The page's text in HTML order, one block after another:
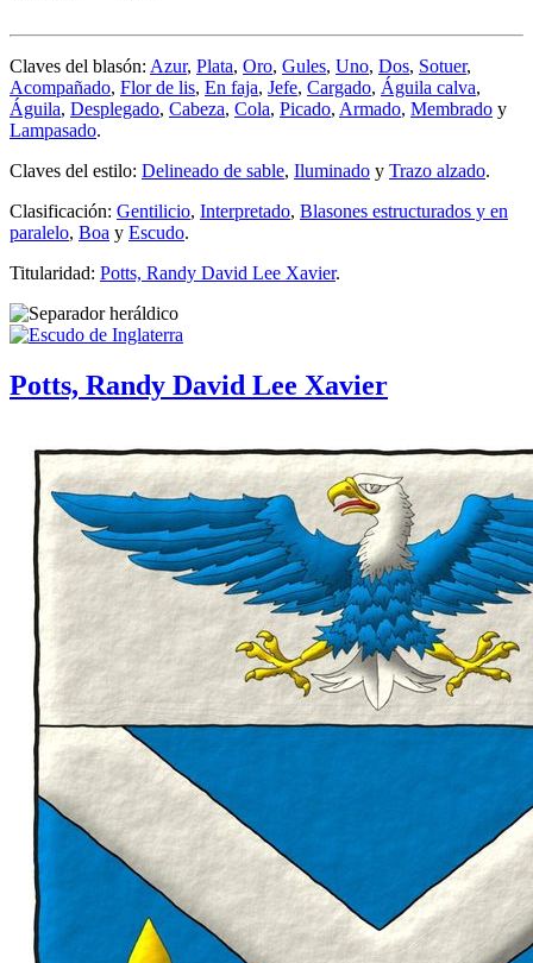
Claves del blasón: Azur, Plata, Oro, Gules, Uno, Dos, Sotuer,
Acompañado, Flor de lis, En faja, Jefe, Cargado, Águila calva,
Águila, Desplegado, Cabeza, Cola, Picado, Armado, Membrado y
Lampasado.
Claves del estilo: Delineado de sable, Iluminado y Trazo alzado.
Clasificación: Gentilicio, Interpretado, Blasones estructurados y en
paralelo, Boa y Escudo.
Titularidad: Potts, Randy David Lee Xavier.
Potts, Randy David Lee Xavier